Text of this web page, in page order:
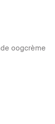
oogcrème